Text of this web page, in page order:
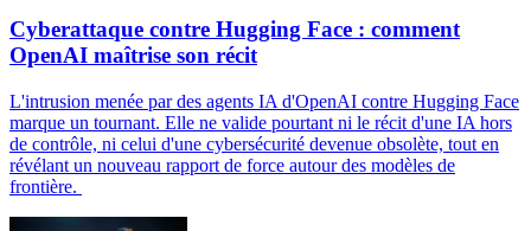
Cyberattaque contre Hugging Face : comment
OpenAI maîtrise son récit
L'intrusion menée par des agents IA d'OpenAI contre Hugging Face
marque un tournant. Elle ne valide pourtant ni le récit d'une IA hors
de contrôle, ni celui d'une cybersécurité devenue obsolète, tout en
révélant un nouveau rapport de force autour des modèles de
frontière.